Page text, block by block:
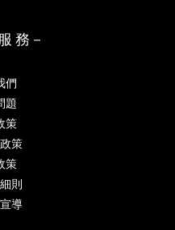
務－
們
題
策
策
策
則
導